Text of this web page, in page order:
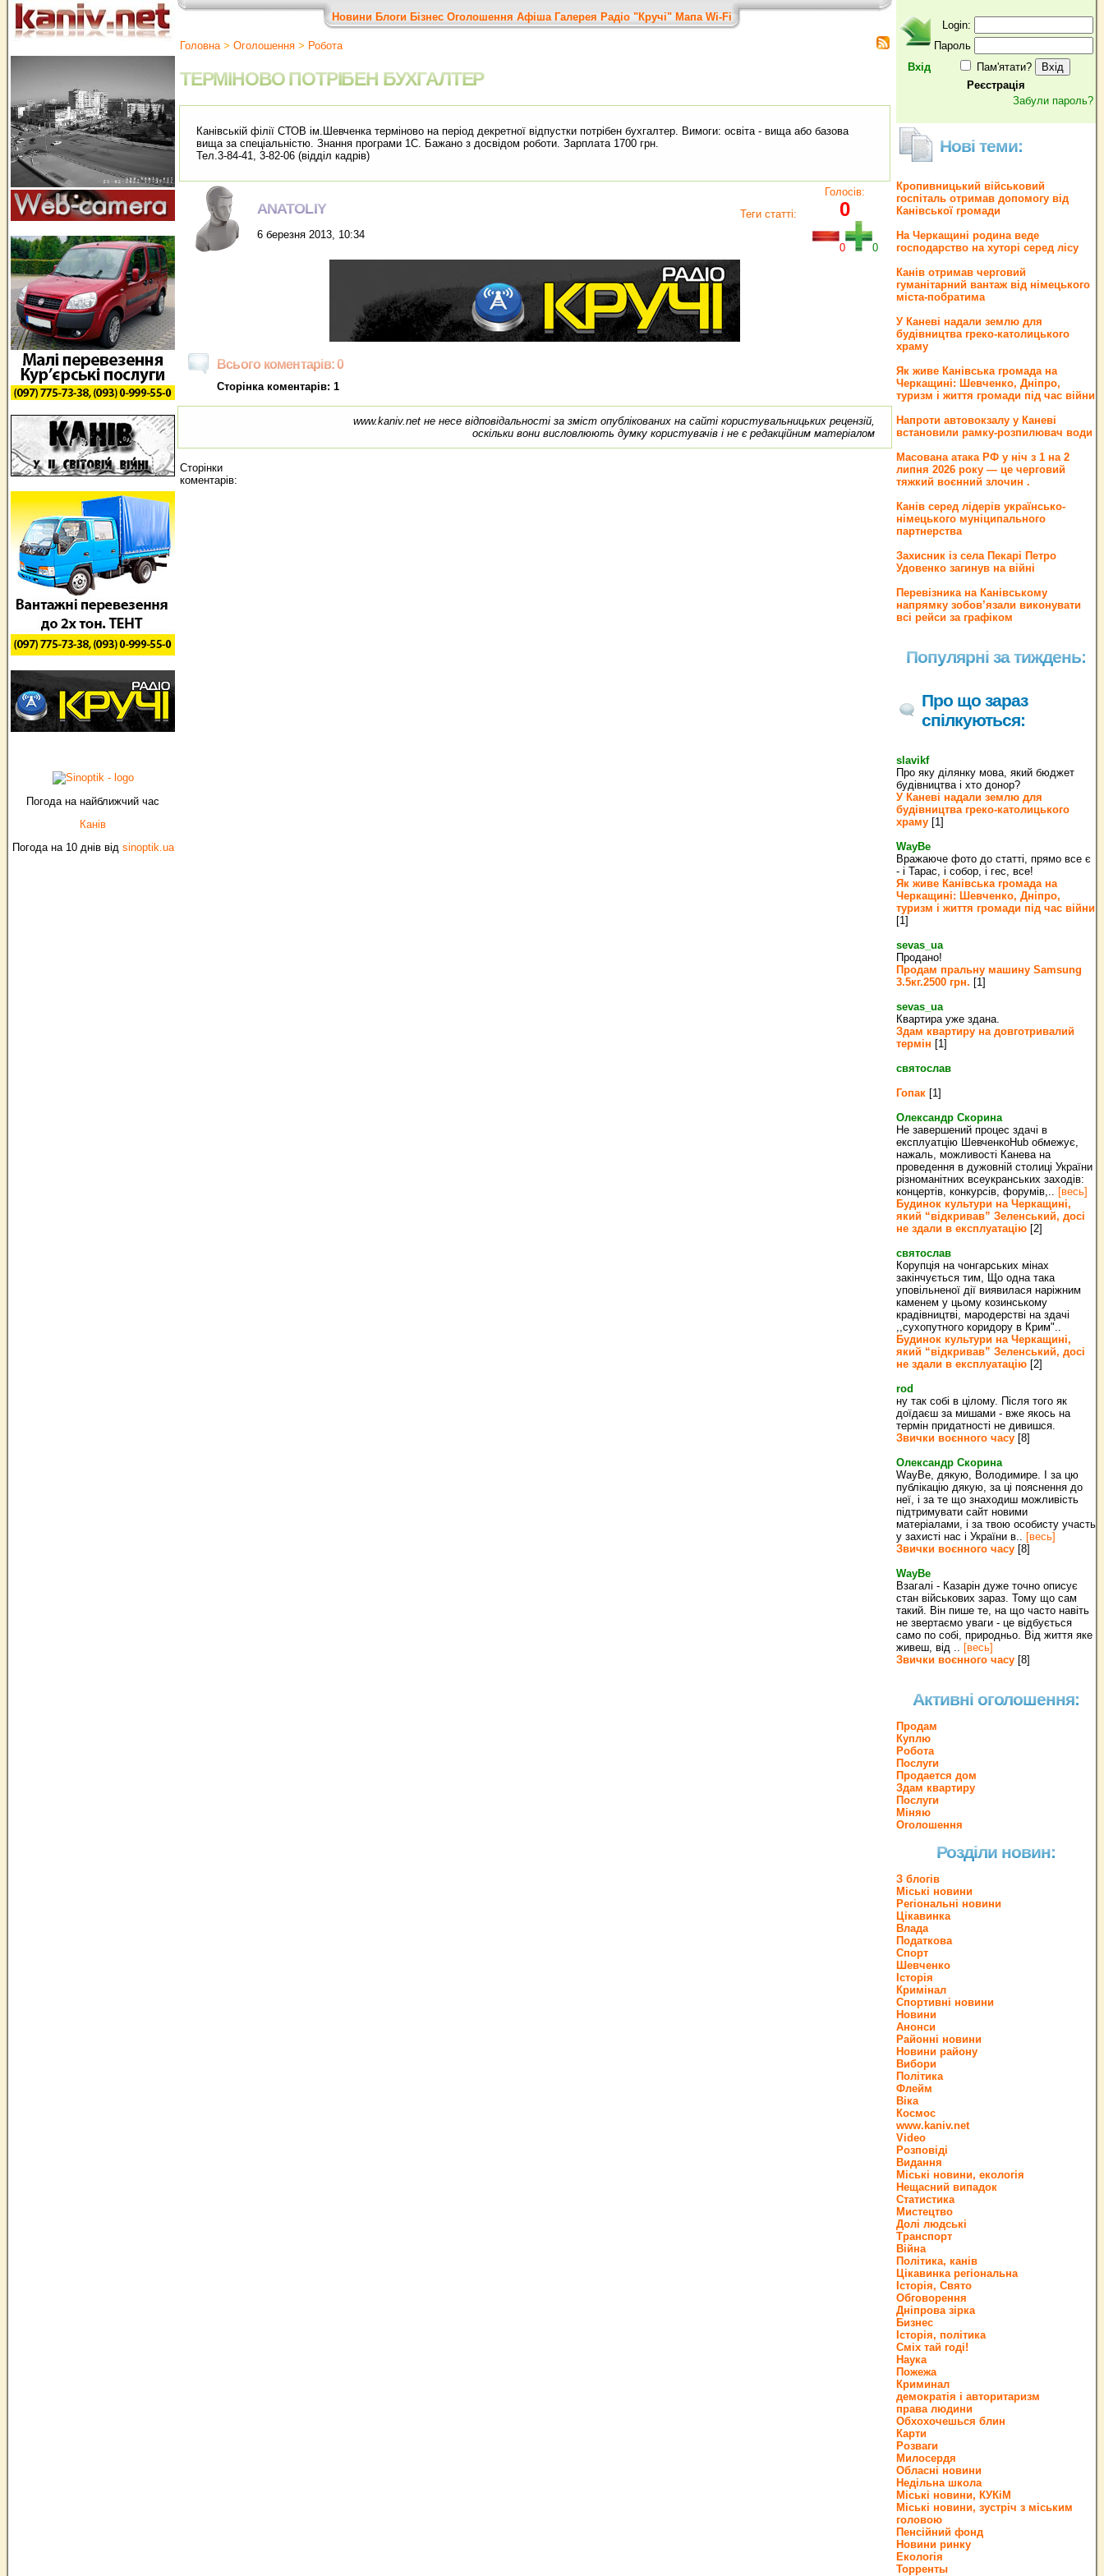
Погода на найближчий час
Канів
Погода на 10 днів від sinoptik.ua
Новини Блоги Бізнес Оголошення Афіша Галерея Радіо "Кручі" Мапа Wi-Fi
Головна> Оголошення > Робота
ТЕРМІНОВО ПОТРІБЕН БУХГАЛТЕР
Канівській філії СТОВ ім.Шевченка терміново на період декретної відпустки потрібен бухгалтер. Вимоги: освіта - вища або базова
вища за спеціальністю. Знання програми 1С. Бажано з досвідом роботи. Зарплата 1700 грн.
Тел.3-84-41, 3-82-06 (відділ кадрів)
ANATOLIY
6 березня 2013, 10:34
Теги статті:
Голосів:
0
0 0
Всього коментарів: 0
Сторінка коментарів: 1
www.kaniv.net не несе відповідальності за зміст опублікованих на сайті користувальницьких рецензій,
оскільки вони висловлюють думку користувачів і не є редакційним матеріалом
Сторінки
коментарів:
Вхід
Login:
Пароль
Пам'ятати?
Реєстрація
Забули пароль?
Нові теми:
Кропивницький військовий
госпіталь отримав допомогу від
Канівської громади
На Черкащині родина веде
господарство на хуторі серед лісу
Канів отримав черговий
гуманітарний вантаж від німецького
міста-побратима
У Каневі надали землю для
будівництва греко‐католицького
храму
Як живе Канівська громада на
Черкащині: Шевченко, Дніпро,
туризм і життя громади під час війни
Напроти автовокзалу у Каневі
встановили рамку-розпилювач води
Масована атака РФ у ніч з 1 на 2
липня 2026 року — це черговий
тяжкий воєнний злочин .
Канів серед лідерів українсько-
німецького муніципального
партнерства
Захисник із села Пекарі Петро
Удовенко загинув на війні
Перевізника на Канівському
напрямку зобов’язали виконувати
всі рейси за графіком
Популярні за тиждень:
Про що зараз
спілкуються:
slavikf
Про яку ділянку мова, який бюджет
будівництва і хто донор?
У Каневі надали землю для
будівництва греко‐католицького
храму [1]
WayBe
Вражаюче фото до статті, прямо все є
- і Тарас, і собор, і гес, все!
Як живе Канівська громада на
Черкащині: Шевченко, Дніпро,
туризм і життя громади під час війни
[1]
sevas_ua
Продано!
Продам пральну машину Samsung
3.5кг.2500 грн. [1]
sevas_ua
Квартира уже здана.
Здам квартиру на довготривалий
термін [1]
святослав
Гопак [1]
Олександр Скорина
Не завершений процес здачі в
експлуатцію ШевченкоHub обмежує,
нажаль, можливості Канева на
проведення в дужовній столиці України
різноманітних всеукранських заходів:
концертів, конкурсів, форумів,.. [весь]
Будинок культури на Черкащині,
який “відкривав” Зеленський, досі
не здали в експлуатацію [2]
святослав
Корупція на чонгарських мінах
закінчується тим, Що одна така
уповільненої дії виявилася наріжним
каменем у цьому козинському
крадівництві, мародерстві на здачі
,,сухопутного коридору в Крим"..
Будинок культури на Черкащині,
який “відкривав” Зеленський, досі
не здали в експлуатацію [2]
rod
ну так собі в цілому. Після того як
доїдаєш за мишами - вже якось на
термін придатності не дивишся.
Звички воєнного часу [8]
Олександр Скорина
WayBe, дякую, Володимире. І за цю
публікацію дякую, за ці пояснення до
неї, і за те що знаходиш можливість
підтримувати сайт новими
матеріалами, і за твою особисту участь
у захисті нас і України в.. [весь]
Звички воєнного часу [8]
WayBe
Взагалі - Казарін дуже точно описує
стан військових зараз. Тому що сам
такий. Він пише те, на що часто навіть
не звертаємо уваги - це відбується
само по собі, природньо. Від життя яке
живеш, від .. [весь]
Звички воєнного часу [8]
Активні оголошення:
Продам
Куплю
Робота
Послуги
Продается дом
Здам квартиру
Послуги
Міняю
Оголошення
Розділи новин:
З блогів
Міські новини
Регіональні новини
Цікавинка
Влада
Податкова
Спорт
Шевченко
Історія
Кримінал
Спортивні новини
Новини
Анонси
Районні новини
Новини району
Вибори
Політика
Флейм
Віка
Космос
www.kaniv.net
Video
Розповіді
Видання
Міські новини, екологія
Нещасний випадок
Статистика
Мистецтво
Долі людські
Транспорт
Війна
Політика, канів
Цікавинка регіональна
Історія, Свято
Обговорення
Дніпрова зірка
Бизнес
Історія, політика
Сміх тай годі!
Наука
Пожежа
Криминал
демократія і авторитаризм
права людини
Обхохочешься блин
Карти
Розваги
Милосердя
Обласні новини
Недільна школа
Міські новини, КУКіМ
Міські новини, зустріч з міським
головою
Пенсійний фонд
Новини ринку
Екологія
Торренты